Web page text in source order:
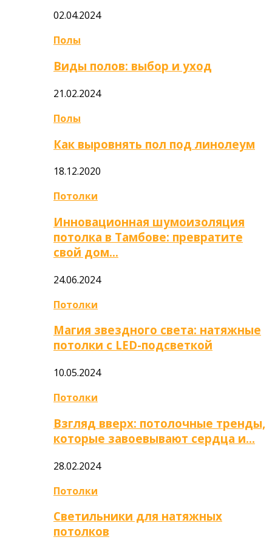
02.04.2024
Полы
Виды полов: выбор и уход
21.02.2024
Полы
Как выровнять пол под линолеум
18.12.2020
Потолки
Инновационная шумоизоляция
потолка в Тамбове: превратите
свой дом…
24.06.2024
Потолки
Магия звездного света: натяжные
потолки с LED-подсветкой
10.05.2024
Потолки
Взгляд вверх: потолочные тренды,
которые завоевывают сердца и…
28.02.2024
Потолки
Светильники для натяжных
потолков